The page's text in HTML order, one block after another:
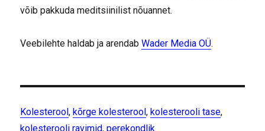
võib pakkuda meditsiinilist nõuannet.
Veebilehte haldab ja arendabWader Media OÜ.
Kolesterool,kõrge kolesterool,kolesterooli tase,
kolesterooli ravimid,perekondlik